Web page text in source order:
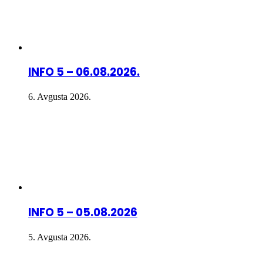
INFO 5 – 06.08.2026.
6. Avgusta 2026.
INFO 5 – 05.08.2026
5. Avgusta 2026.